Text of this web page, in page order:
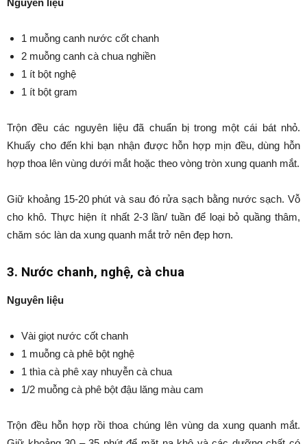
Nguyên liệu
1 muỗng canh nước cốt chanh
2 muỗng canh cà chua nghiền
1 ít bột nghệ
1 ít bột gram
Trộn đều các nguyên liệu đã chuẩn bị trong một cái bát nhỏ.
Khuấy cho đến khi bạn nhận được hỗn hợp mịn đều, dùng hỗn
hợp thoa lên vùng dưới mắt hoặc theo vòng tròn xung quanh mắt.
Giữ khoảng 15-20 phút và sau đó rửa sạch bằng nước sạch. Vỗ
cho khô. Thực hiện ít nhất 2-3 lần/ tuần để loại bỏ quầng thâm,
chăm sóc làn da xung quanh mắt trở nên đẹp hơn.
3. Nước chanh, nghệ, cà chua
Nguyên liệu
Vài giọt nước cốt chanh
1 muỗng cà phê bột nghệ
1 thìa cà phê xay nhuyễn cà chua
1/2 muỗng cà phê bột đậu lăng màu cam
Trộn đều hỗn hợp rồi thoa chúng lên vùng da xung quanh mắt.